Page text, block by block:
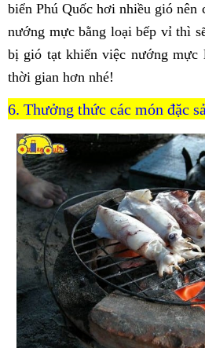
biển Phú Quốc hơi nhiều gió nên
nướng mực bằng loại bếp vỉ thì
bị gió tạt khiến việc nướng mực
thời gian hơn nhé!
6. Thưởng thức các món đặc